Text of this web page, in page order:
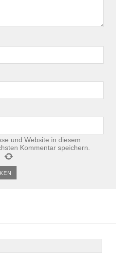
und Website in diesem
Kommentar speichern.